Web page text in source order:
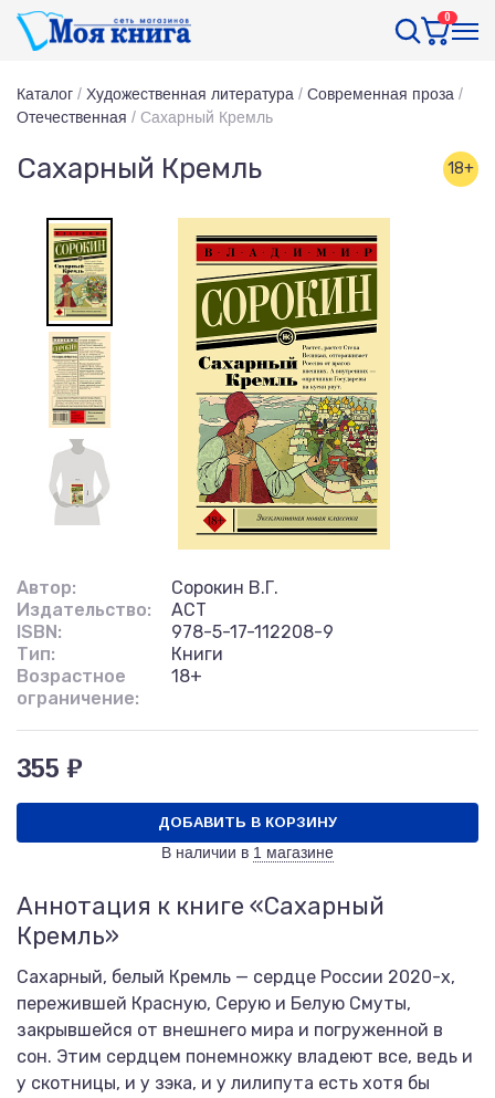
0
Каталог / Художественная литература / Современная проза /
Отечественная / Сахарный Кремль
Сахарный Кремль 18+
Автор:
Сорокин В.Г.
Издательство:
АСТ
ISBN:
978-5-17-112208-9
Тип:
Книги
Возрастное
ограничение:
18+
355 ₽
ДОБАВИТЬ В КОРЗИНУ
В наличии в 1 магазине
Аннотация к книге «Сахарный
Кремль»
Сахарный, белый Кремль — сердце России 2020-х,
пережившей Красную, Серую и Белую Смуты,
закрывшейся от внешнего мира и погруженной в
сон. Этим сердцем понемножку владеют все, ведь и
у скотницы, и у зэка, и у лилипута есть хотя бы